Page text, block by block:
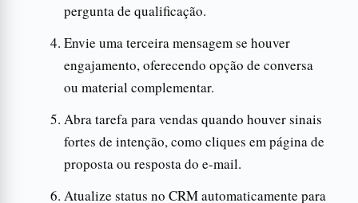
pergunta de qualificação.
Envie uma terceira mensagem se houver
engajamento, oferecendo opção de conversa
ou material complementar.
Abra tarefa para vendas quando houver sinais
fortes de intenção, como cliques em página de
proposta ou resposta do e-mail.
Atualize status no CRM automaticamente para